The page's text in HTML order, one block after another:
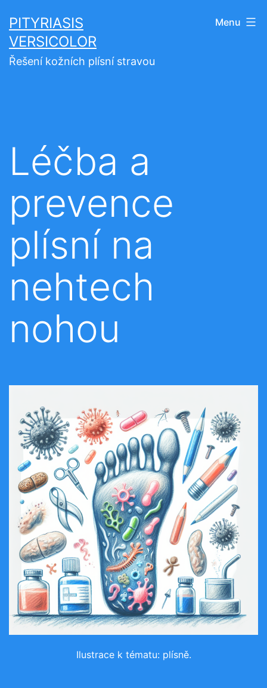
obsahu
PITYRIASIS
VERSICOLOR
Řešení kožních plísní stravou
Menu
Léčba a
prevence
plísní na
nehtech
nohou
Ilustrace k tématu: plísně.